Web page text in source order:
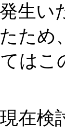
生い
ため
はこ
在検